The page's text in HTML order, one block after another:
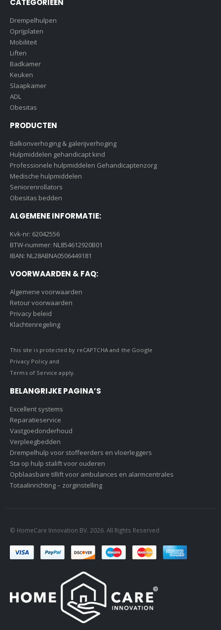
CATEGORIEËN
Drempelhulpen
Oprijplaten
Mobiliteit
Liften
Badkamer
Keuken
Slaapkamer
ADL
Obesitas
PRODUCTEN
Balkonverhoging & galerijverhoging
Hulpmiddelen gehandicapt kind
Professionele hulpmiddelen Gehandicaptenzorg
Medische hulpmiddelen
Seniorenrollators
Obesitas bedden
ALGEMENE INFORMATIE:
Kvk-nr: 62042556
BTW-nummer: NL854612920B01
IBAN: NL28ABNA0506449181
VOORWAARDEN & FAQ:
Algemene voorwaarden
Retour voorwaarden
Privacy beleid
Klachtenregeling
This site is protected by reCAPTCHA and the Google
Privacy Policyand
Terms of Service apply.
BELANGRIJKE PAGINA’S
Excellent systems
Reparatieservice
Vastgoedonderhoud
Verpleegbedden
Drempelhulp voor stoffeerders en vloerleggers
Sta op hulp stalift voor ouderen
Opblaasbare tillift voor ambulances en alarmcentrales
Totaalinrichting – zorginstelling
© HomeCare Innovation BV. 2026. All Rights Reserved